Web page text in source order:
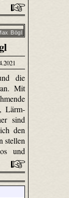
Bögl
die
Mit
Lärm-
sind
den
stellen
und